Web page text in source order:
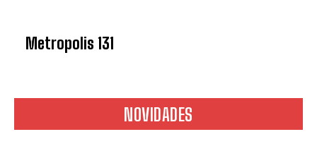
Metropolis 131
NOVIDADES